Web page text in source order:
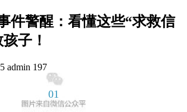
件警醒：看懂这些“求救信
子！
admin 197
01